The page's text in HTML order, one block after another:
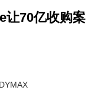
让70亿收购案